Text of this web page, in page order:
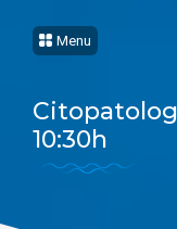
10:30h
Menu